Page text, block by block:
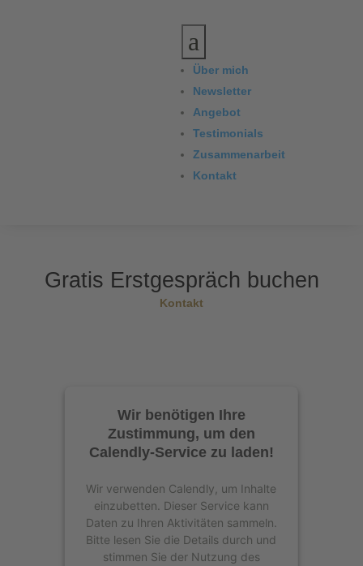
a
Über mich
Newsletter
Angebot
Testimonials
Zusammenarbeit
Kontakt
Gratis Erstgespräch buchen
Kontakt
Wir benötigen Ihre
Zustimmung, um den
Calendly-Service zu laden!
Wir verwenden Calendly, um Inhalte
einzubetten. Dieser Service kann
Daten zu Ihren Aktivitäten sammeln.
Bitte lesen Sie die Details durch und
stimmen Sie der Nutzung des